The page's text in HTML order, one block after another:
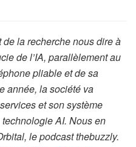
la recherche nous dire à
de l’IA, parallèlement au
pliable et de sa
année, la société va
et son système
AI. Nous en
le podcast thebuzzly.